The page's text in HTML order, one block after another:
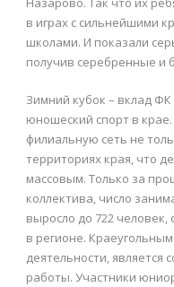
в играх с сильнейшими
школами. И показали
получив серебренные и
Зимний кубок – вклад
юношеский спорт в
филиальную сеть не
территориях края, что
массовым. Только за
коллектива, число
выросло до 722
в регионе.
деятельности, является
работы. Участники